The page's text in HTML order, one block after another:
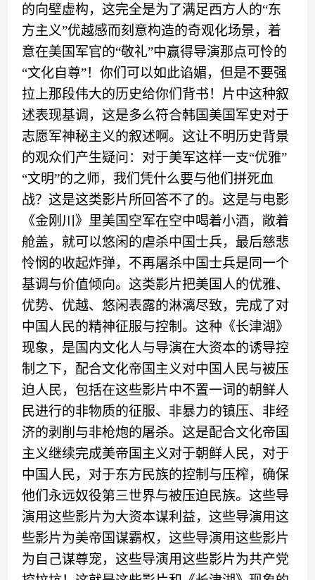
的向壁虚构，这完全是为了满足西方人的“东
方主义”优越感而刻意构造的奇观化场景，着
意在美 国 军官的“敬礼”中赢得导演那点可怜的
“文化自尊”！你们可以如此谄媚，但是不要强
拉上那段伟大的历史给你们背书！片中这种叙
述表现基调， 这是多么符合韩国美国军史对于
志愿军神秘主义的叙述啊。 这让不明历史背景
的观众们产生疑问 ： 对于美军这样一支“优雅”
“文明”的之师，我们凭什么要与他们拼死血
战？ 这是这类影片所回答不了的。这是与电影
《金刚 川 》 里美国空军在空中喝着小酒，敞着
舱盖，就可以悠闲的虐杀中国士兵，最后慈悲
怜悯的收起炸弹，不再屠杀中国士兵是同一个
基调与价值倾向。这类影片把美国人的优雅、
优势、优越、悠闲表露的淋漓尽致，完成了对
中国人民的精神征服与控制。这种 《长津湖》
现象， 是国内文化人与导演在大资本的诱导控
制之下，配合文化帝国主义对中国人民与被压
迫人民，包括在这些影片中不置一词的朝鲜人
民进行的非物质的征服、非暴力的镇压、非经
济的剥削 与非枪炮的屠杀。 这是配合文化帝国
主义继续完成美帝国主义对于朝鲜人民， 对于
中国人民， 对于东方民族的控制与压榨，确保
他们永远奴役第三世界与被压迫民族。 这些导
演用这些影片为大资本谋利益， 这些导演用这
些影片为美帝国谋霸权， 这些导演用这些影片
为自己谋尊宠， 这些导演用这些影片为共产党